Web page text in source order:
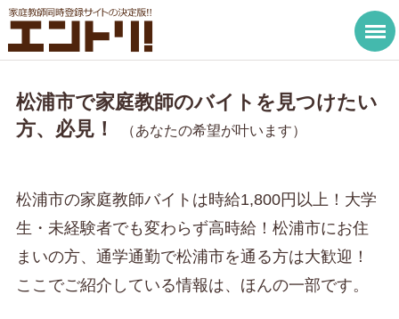
松浦市で家庭教師のバイトを見つけたい
方、必見！
（あなたの希望が叶います）
松浦市の家庭教師バイトは時給1,800円以上！大学
生・未経験者でも変わらず高時給！松浦市にお住
まいの方、通学通勤で松浦市を通る方は大歓迎！
ここでご紹介している情報は、ほんの一部です。